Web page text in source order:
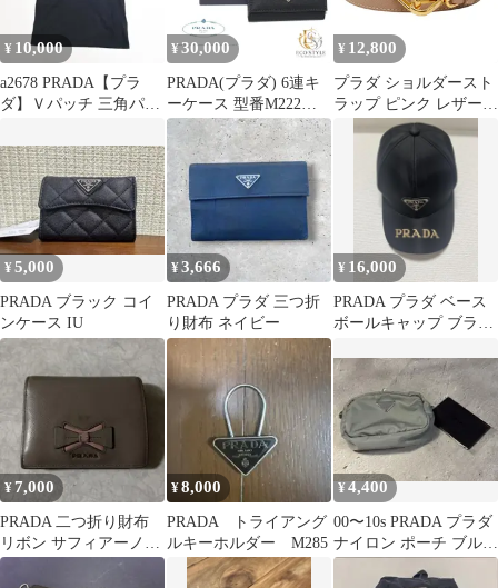
¥ 10,000
a2678 PRADA【プラ
ダ】Ｖパッチ 三角パッ
¥30,000
PRADA(プラダ) 6連キ
ーケース 型番M222
ギャランティカード付
(中古品A 00008-
PR002)
¥ 12,800
プラダ ショルダースト
ラップ ピンク レザー
メッキ レディース
PRADA【1-0284244】
¥5,000
PRADA ブラック コイ
ンケース IU
¥3,666
PRADA プラダ 三つ折
り財布 ネイビー
¥ 16,000
PRADA プラダ ベース
ボールキャップ ブラッ
¥7,000
PRADA 二つ折り財布
リボン サフィアーノレ
ザー
¥8,000
PRADA トライアング
ルキーホルダー M285
¥4,400
00〜10s PRADA プラダ
ナイロン ポーチ ブルー
グレー 三角ロゴ